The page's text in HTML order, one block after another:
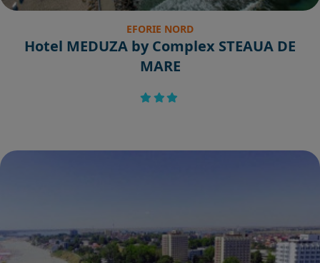
EFORIE NORD
Hotel MEDUZA by Complex STEAUA DE
MARE